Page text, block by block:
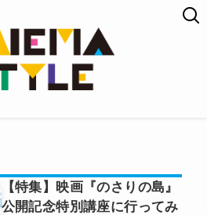
【特集】映画『のさりの島』
公開記念特別講座に行ってみ